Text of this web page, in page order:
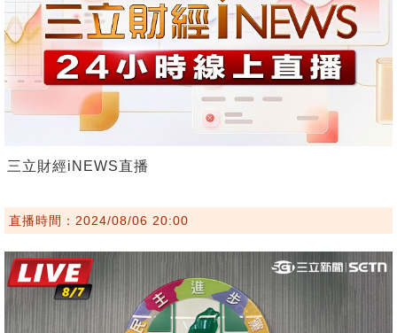
三立財經iNEWS直播
直播時間：2024/08/06 20:00